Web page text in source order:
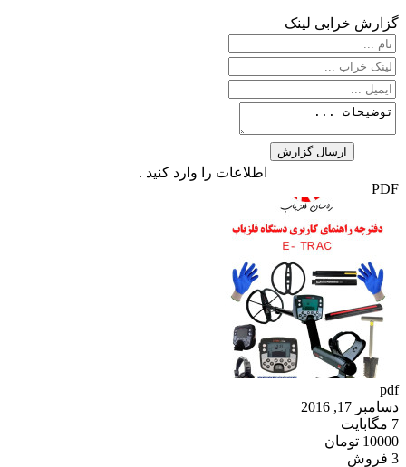
گزارش خرابی لینک
اطلاعات را وارد کنید .
PDF
pdf
دسامبر 17, 2016
7 مگابایت
10000 تومان
3 فروش